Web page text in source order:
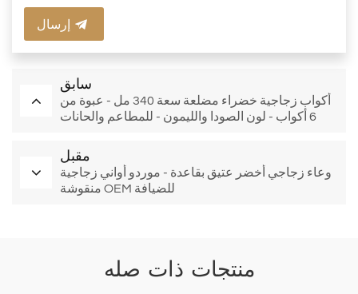
إرسال
سابق
أكواب زجاجية خضراء مضلعة سعة 340 مل - عبوة من
6 أكواب - لون الصودا والليمون - للمطاعم والحانات
مقبل
وعاء زجاجي أخضر عتيق بقاعدة - موردو أواني زجاجية
منقوشة OEM للضيافة
منتجات ذات صله